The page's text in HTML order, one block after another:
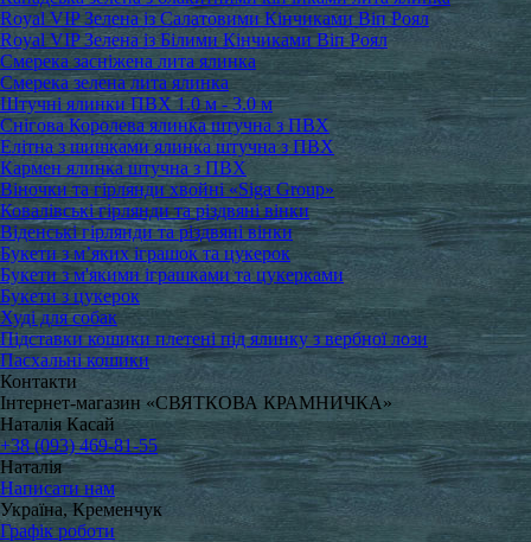
Royal VIP Зелена із Салатовими Кінчиками Віп Роял
Royal VIP Зелена із Білими Кінчиками Віп Роял
Смерека засніжена лита ялинка
Смерека зелена лита ялинка
Штучні ялинки ПВХ 1.0 м - 3.0 м
Снігова Королева ялинка штучна з ПВХ
Елітна з шишками ялинка штучна з ПВХ
Кармен ялинка штучна з ПВХ
Віночки та гірлянди хвойні «Siga Group»
Ковалівські гірлянди та різдвяні вінки
Віденські гірлянди та різдвяні вінки
Букети з м’яких іграшок та цукерок
Букети з м'якими іграшками та цукерками
Букети з цукерок
Худі для собак
Підставки кошики плетені під ялинку з вербної лози
Пасхальні кошики
Контакти
Інтернет-магазин «СВЯТКОВА КРАМНИЧКА»
Наталія Касай
+38 (093) 469-81-55
Наталія
Написати нам
Україна, Кременчук
Графік роботи